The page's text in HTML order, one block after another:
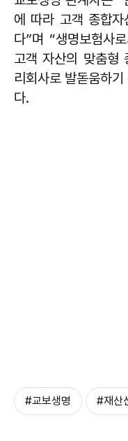
에 따라 고객 종합
다”며 “생명보험사
고객 자산의 맞춤형
리회사로 발돋움하
다.
#교보생명 #재산